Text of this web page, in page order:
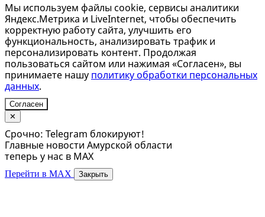
Мы используем файлы cookie, сервисы аналитики
Яндекс.Метрика и LiveInternet, чтобы обеспечить
корректную работу сайта, улучшить его
функциональность, анализировать трафик и
персонализировать контент. Продолжая
пользоваться сайтом или нажимая «Согласен», вы
принимаете нашу политику обработки персональных
данных.
Согласен
✕
Срочно: Telegram блокируют!
Главные новости Амурской области
теперь у нас в MAX
Перейти в MAX Закрыть